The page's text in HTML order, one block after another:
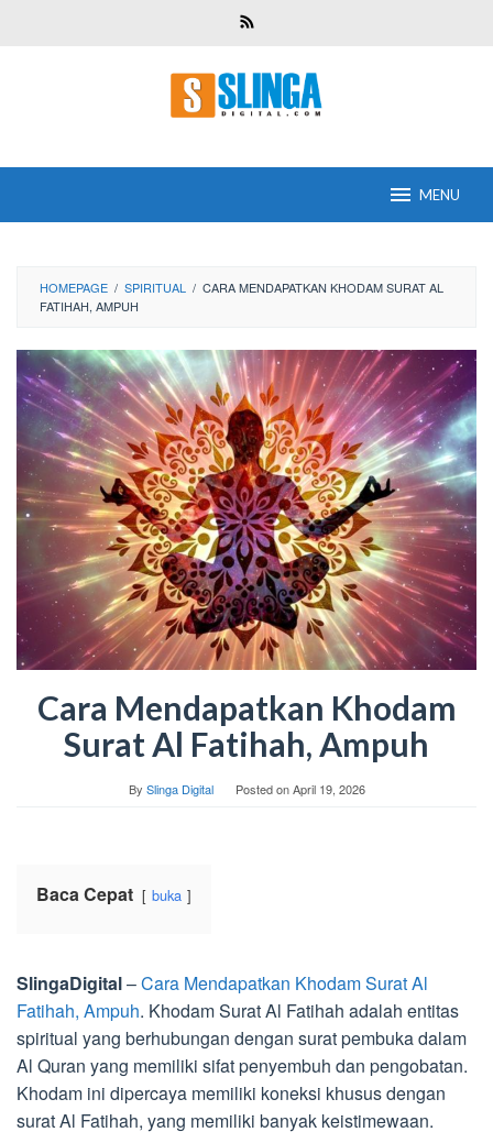
MENU
HOMEPAGE / SPIRITUAL / CARA MENDAPATKAN KHODAM SURAT AL
FATIHAH, AMPUH
Cara Mendapatkan Khodam
Surat Al Fatihah, Ampuh
By Slinga Digital Posted onApril 19, 2026
Baca Cepat buka
SlingaDigital–Cara Mendapatkan Khodam Surat Al
Fatihah, Ampuh. Khodam Surat Al Fatihah adalah entitas
spiritual yang berhubungan dengan surat pembuka dalam
Al Quran yang memiliki sifat penyembuh dan pengobatan.
Khodam ini dipercaya memiliki koneksi khusus dengan
surat Al Fatihah, yang memiliki banyak keistimewaan.